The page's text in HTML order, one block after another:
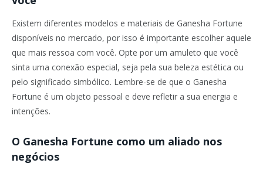
Existem diferentes modelos e materiais de Ganesha Fortune
disponíveis no mercado, por isso é importante escolher aquele
que mais ressoa com você. Opte por um amuleto que você
sinta uma conexão especial, seja pela sua beleza estética ou
pelo significado simbólico. Lembre-se de que o Ganesha
Fortune é um objeto pessoal e deve refletir a sua energia e
intenções.
O Ganesha Fortune como um aliado nos
negócios